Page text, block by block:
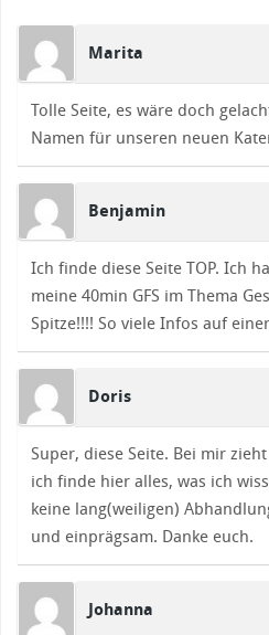
Marita
Tolle Seite, es wäre doch
Namen für unseren neuen
Benjamin
Ich finde diese Seite TOP. Ich
meine 40min GFS im Thema
Spitze!!!! So viele Infos auf
Doris
Super, diese Seite. Bei mir
ich finde hier alles, was ich
keine lang(weiligen)
und einprägsam. Danke euch.
Johanna